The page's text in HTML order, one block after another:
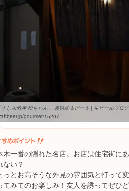
すし居酒屋 松ちゃん」 裏路地＆ビール | 生ビールブロ
gourmet/15207
木一番の隠れた名店。お店は住宅街に
ない？
っとお高そうな外見の雰囲気と打って
てみてのお楽しみ！友人を誘ってぜひ